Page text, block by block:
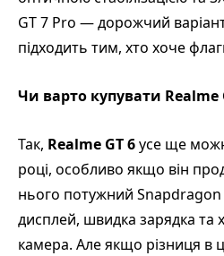
GT 7 Pro — дорожчий
підходить тим, хто хоче
Чи варто купувати Realme
Так, Realme GT 6усе ще
році, особливо якщо він
нього потужний Snapdragon
дисплей, швидка зарядка та
камера. Але якщо різниця в